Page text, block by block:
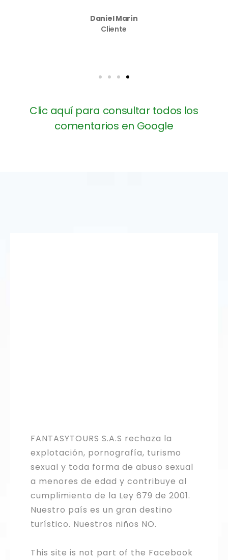
Daniel Marín
Cliente
Clic aquí para consultar todos los
comentarios en Google
FANTASYTOURS S.A.S rechaza la
explotación, pornografía, turismo
sexual y toda forma de abuso sexual
a menores de edad y contribuye al
cumplimiento de la Ley 679 de 2001.
Nuestro país es un gran destino
turístico. Nuestros niños NO.
This site is not part of the Facebook